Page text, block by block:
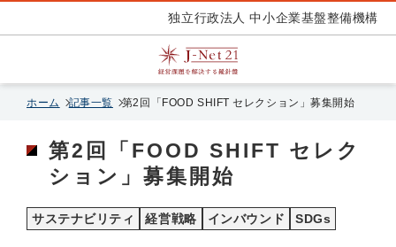
独立行政法人 中小企業基盤整備機構
ホーム 記事一覧 第2回「FOOD SHIFT セレクション」募集開始
第2回「FOOD SHIFT セレク
ション」募集開始
サステナビリティ 経営戦略 インバウンド SDGs